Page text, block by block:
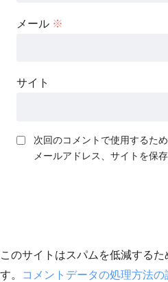
メール ※
サイト
次回のコメントで使用するた
メールアドレス、サイトを保存
このサイトはスパムを低減する
す。
コメントデータの処理方法